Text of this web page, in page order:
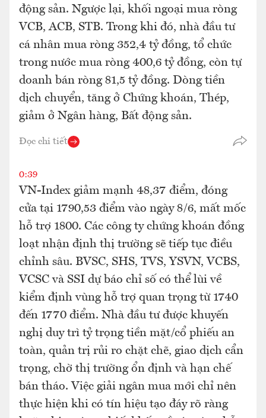
động sản. Ngược lại, khối ngoại mua ròng
VCB, ACB, STB. Trong khi đó, nhà đầu tư
cá nhân mua ròng 352,4 tỷ đồng, tổ chức
trong nước mua ròng 400,6 tỷ đồng, còn tự
doanh bán ròng 81,5 tỷ đồng. Dòng tiền
dịch chuyển, tăng ở Chứng khoán, Thép,
giảm ở Ngân hàng, Bất động sản.
Đọc chi tiết
0:39
VN-Index giảm mạnh 48,37 điểm, đóng
cửa tại 1790,53 điểm vào ngày 8/6, mất mốc
hỗ trợ 1800. Các công ty chứng khoán đồng
loạt nhận định thị trường sẽ tiếp tục điều
chỉnh sâu. BVSC, SHS, TVS, YSVN, VCBS,
VCSC và SSI dự báo chỉ số có thể lùi về
kiểm định vùng hỗ trợ quan trọng từ 1740
đến 1770 điểm. Nhà đầu tư được khuyến
nghị duy trì tỷ trọng tiền mặt/cổ phiếu an
toàn, quản trị rủi ro chặt chẽ, giao dịch cẩn
trọng, chờ thị trường ổn định và hạn chế
bán tháo. Việc giải ngân mua mới chỉ nên
thực hiện khi có tín hiệu tạo đáy rõ ràng